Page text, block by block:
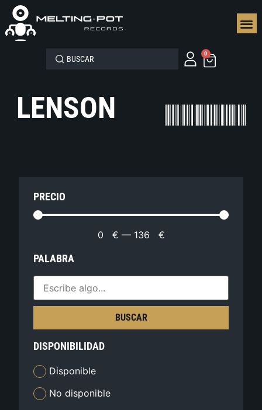
0
LENSON
PRECIO
0 € — 136 €
PALABRA
BUSCAR
DISPONIBILIDAD
Disponible
No disponible